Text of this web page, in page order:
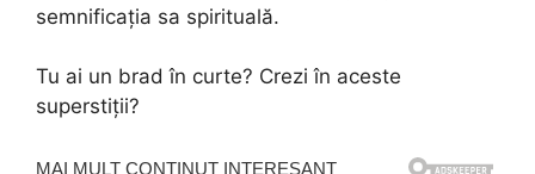
semnificația sa spirituală.
Tu ai un brad în curte? Crezi în aceste
superstiții?